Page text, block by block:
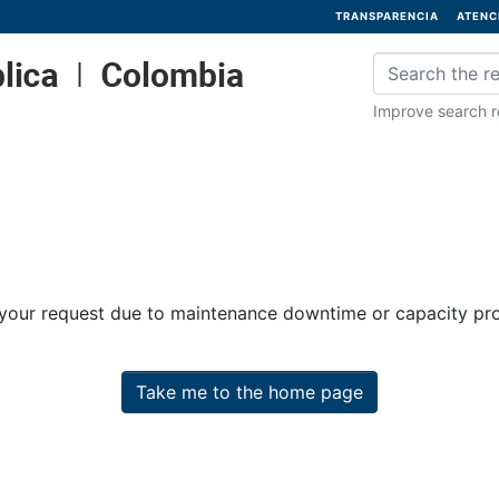
TRANSPARENCIA
Improve search
request due to maintenance downtime or capacity
Take me to the home page